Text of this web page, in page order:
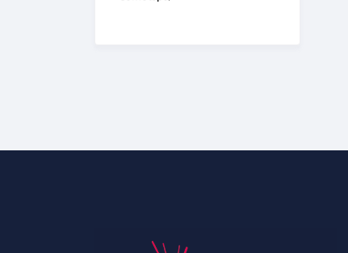
Get unlimited access to 2,000
Join Now